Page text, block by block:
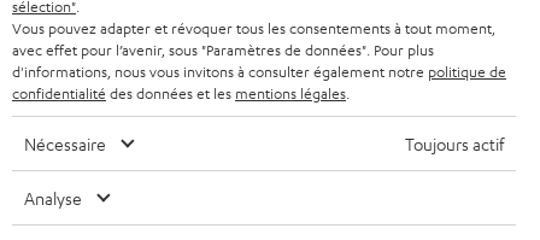
t
e
r
SYSTEMES COMPLETS
ENCEINTES
ULTIMA
ÉCOUTEURS INTRA-AURICULAIRES
MAGASINS
AVANTAGES D’ACHAT
L’HISTOIRE DE TEUFEL
MANAGEMENT
DEVELOPPEMENT DURABLE
BELGIQUE
FRANCE
POLOGNE
ESPAGNE
sélection"
Vous pouvez adapter et révoquer tous les consentements à tout moment,
avec effet pour l’avenir, sous "Paramètres de données". Pour plus
d'informations, nous vous invitons à consulter également notre politique de
confidentialité des données et les mentions légales
Nécessaire Toujours actif
Analyse